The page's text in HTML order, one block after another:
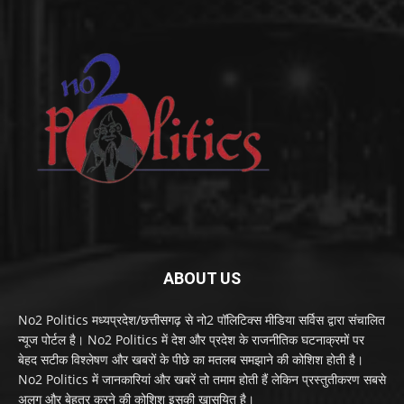
ABOUT US
No2 Politics मध्यप्रदेश/छत्तीसगढ़ से नो2 पॉलिटिक्स मीडिया सर्विस द्वारा संचालित
न्यूज पोर्टल है। No2 Politics में देश और प्रदेश के राजनीतिक घटनाक्रमों पर
बेहद सटीक विश्लेषण और खबरों के पीछे का मतलब समझाने की कोशिश होती है।
No2 Politics में जानकारियां और खबरें तो तमाम होती हैं लेकिन प्रस्तुतीकरण सबसे
अलग और बेहतर करने की कोशिश इसकी खासयित है।